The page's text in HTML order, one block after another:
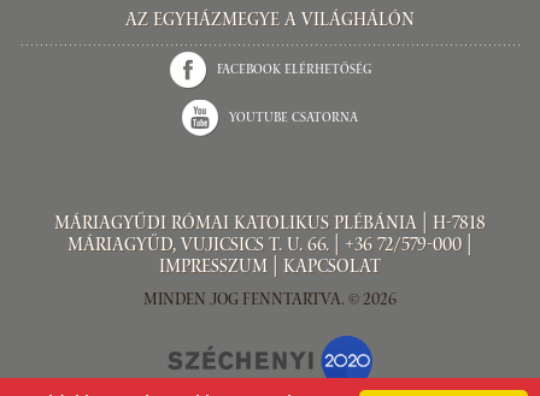
Az Egyházmegye a világhálón
Facebook elérhetőség
Youtube csatorna
Máriagyűdi Római Katolikus Plébánia | H-7818
Máriagyűd, Vujicsics T. u. 66. | +36 72/579-000 |
Impresszum
Kapcsolat
Minden jog fenntartva. © 2026